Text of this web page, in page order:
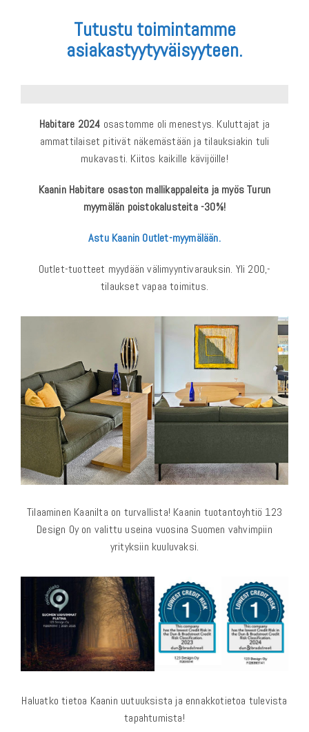
Tutustu toimintamme
asiakastyytyväisyyteen.
Habitare 2024 osastomme oli menestys. Kuluttajat ja
ammattilaiset pitivät näkemästään ja tilauksiakin tuli
mukavasti. Kiitos kaikille kävijöille!
Kaanin Habitare osaston mallikappaleita ja myös Turun
myymälän poistokalusteita -30%!
Astu Kaanin Outlet-myymälään.
Outlet-tuotteet myydään välimyyntivarauksin. Yli 200,-
tilaukset vapaa toimitus.
Tilaaminen Kaanilta on turvallista! Kaanin tuotantoyhtiö 123
Design Oy on valittu useina vuosina Suomen vahvimpiin
yrityksiin kuuluvaksi.
Haluatko tietoa Kaanin uutuuksista ja ennakkotietoa tulevista
tapahtumista!